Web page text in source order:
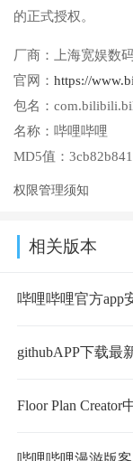
的正式授权。
厂商：
上海宽娱数
官网： https://
包名：
名称： 哔哩哔哩
MD5值：
权限管理须知
相关版本
哔哩哔哩官方app
githubAPP下载最
Floor Plan Creator